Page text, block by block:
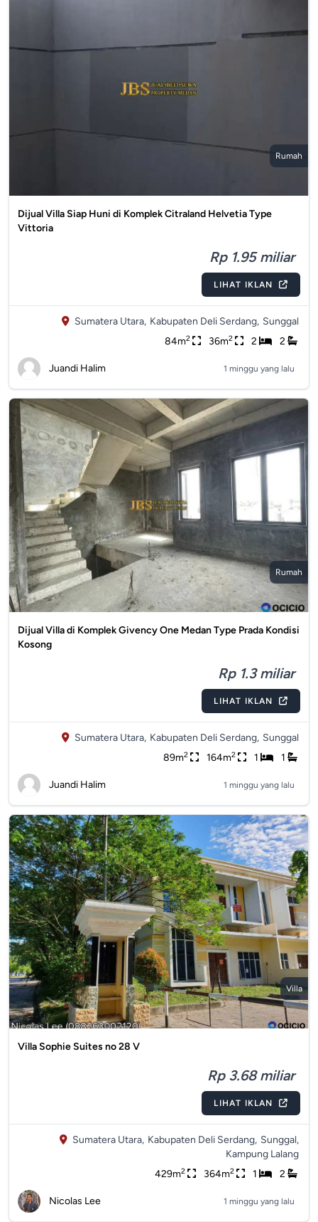
Rumah
Dijual Villa Siap Huni di Komplek Citraland Helvetia Type
Vittoria
Rp 1.95 miliar
LIHAT IKLAN
Sumatera Utara, Kabupaten Deli Serdang, Sunggal
84m2 36m2 2 2
Juandi Halim 1 minggu yang lalu
Rumah
Dijual Villa di Komplek Givency One Medan Type Prada Kondisi
Kosong
Rp 1.3 miliar
LIHAT IKLAN
Sumatera Utara, Kabupaten Deli Serdang, Sunggal
89m2 164m2 1 1
Juandi Halim 1 minggu yang lalu
Villa
Villa Sophie Suites no 28 V
Rp 3.68 miliar
LIHAT IKLAN
Sumatera Utara, Kabupaten Deli Serdang, Sunggal,
Kampung Lalang
429m2 364m2 1 2
Nicolas Lee 1 minggu yang lalu